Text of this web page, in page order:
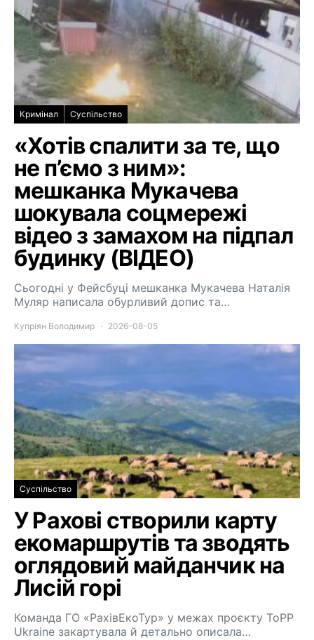
Кримінал Суспільство
«Хотів спалити за те, що
не п’ємо з ним»:
мешканка Мукачева
шокувала соцмережі
відео з замахом на підпал
будинку (ВІДЕО)
Сьогодні у Фейсбуці мешканка Мукачева Наталія
Муляр написала обурливий допис та…
Купріян Володимир 2026-08-05
Суспільство
У Рахові створили карту
екомаршрутів та зводять
оглядовий майданчик на
Лисій горі
Команда ГО «РахівЕкоТур» у межах проєкту ToPP
Ukraine закартувала й детально описала…